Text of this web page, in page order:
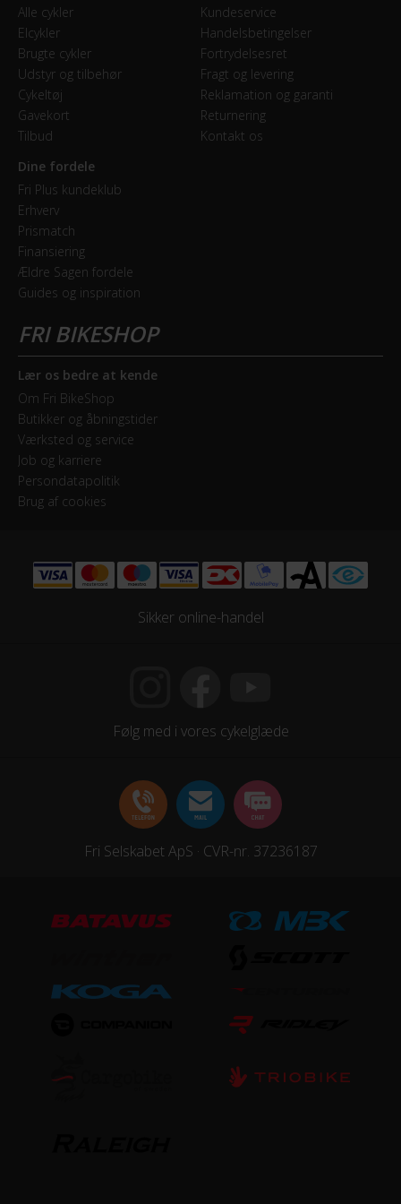
Du kan til enhver tid trække dit samtykke tilbage eller
ændre det ved at klikke på linket "Brug af cookies"
nederst på siden.
Forbremse
Hydraulisk skivebremse
GEAR
Bagskifter
Shimano Claris
Geartype
Udvendige gear
Kranksæt
Shimano Aluminium sort 44T
Samlet antal gear
8
Skiftegreb
Shimano Tommelskifter
HJUL & DÆK
Bike Attitude Antipuncture by Panaracer 700Cx28
Stelmateriale
Steltype
Alle cykler
Elcykler
Brugte cykler
Udstyr og tilbehør
Cykeltøj
Gavekort
Tilbud
Kundeservice
Handelsbetingelser
Fortrydelsesret
Fragt og levering
Reklamation og garanti
Returnering
Kontakt os
Dine fordele
Fri Plus kundeklub
Erhverv
Prismatch
Finansiering
Ældre Sagen fordele
Guides og inspiration
Lær os bedre at kende
Om Fri BikeShop
Butikker og åbningstider
Værksted og service
Job og karriere
Persondatapolitik
Brug af cookies
Sikker online-handel
Følg med i vores cykelglæde
Fri Selskabet ApS · CVR-nr. 37236187